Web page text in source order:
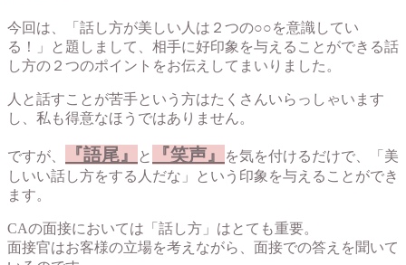
今回は、「話し方が美しい人は２つの○○を意識してい
る！」と題しまして、相手に好印象を与えることができる話
し方の２つのポイントをお伝えしてまいりました。
人と話すことが苦手という方はたくさんいらっしゃいます
し、私も得意なほうではありません。
ですが、 『語尾』 と 『笑声』
を気を付けるだけで、「美
しいい話し方をする人だな」という印象を与えることができ
ます。
CAの面接においては「話し方」はとても重要。
面接官はお客様の立場を考えながら、面接での答えを聞いて